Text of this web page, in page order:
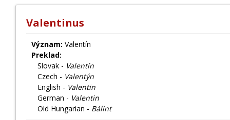
Valentinus
Význam: Valentín
Preklad:
Slovak - Valentín
Czech - Valentýn
English - Valentin
German - Valentin
Old Hungarian - Bálint